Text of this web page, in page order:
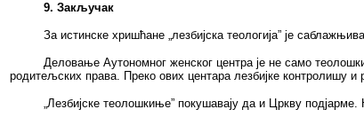
9. Закључак
За истинске хришћане „лезбијска теологија” је
Деловање Аутономног женског центра је не само
родитељских права. Преко ових центара лезбијке контролишу
„Лезбијске теолошкиње” покушавају да и Цркву